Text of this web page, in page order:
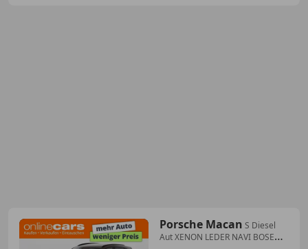
Porsche Macan S Diesel
Aut XENON LEDER NAVI BOSE